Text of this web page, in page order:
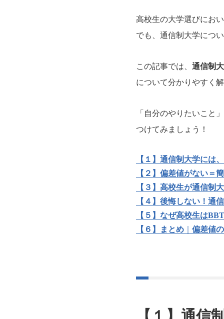
高校生の大学選びにお
でも、通信制大学につ
この記事では、 通信制
について分かりやすく
「自分のやりたいこと
つけてみましょう！
【１】通信制大学には
【２】偏差値がない＝
【３】高校生が通信制
【４】後悔しない！通
【５】なぜ高校生は
【６】まとめ
偏差値
【１】通信